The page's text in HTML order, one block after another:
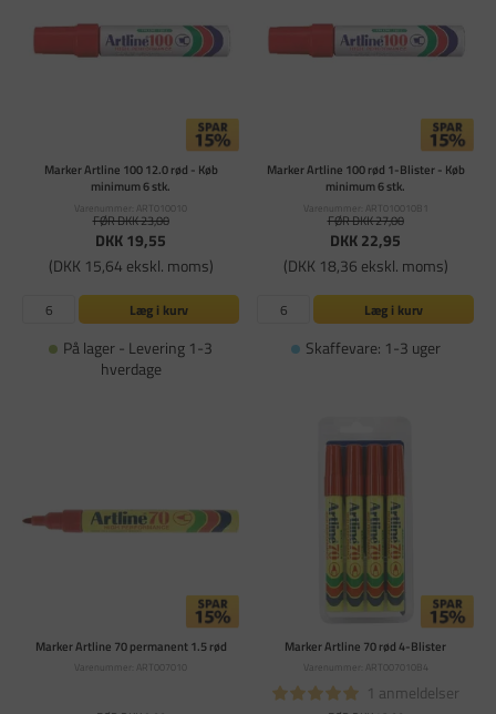
Marker Artline 100 12.0 rød - Køb
minimum 6 stk.
Varenummer: ART010010
FØR DKK 23,00
DKK 19,55
(DKK 15,64 ekskl. moms)
Læg i kurv
På lager - Levering 1-3
hverdage
Marker Artline 100 rød 1-Blister - Køb
minimum 6 stk.
Varenummer: ART010010B1
FØR DKK 27,00
DKK 22,95
(DKK 18,36 ekskl. moms)
Læg i kurv
Skaffevare: 1-3 uger
Marker Artline 70 permanent 1.5 rød
Varenummer: ART007010
Marker Artline 70 rød 4-Blister
Varenummer: ART007010B4
1 anmeldelser